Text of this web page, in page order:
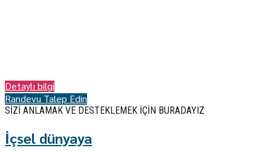
Detaylı bilgi
Randevu Talep Edin
SİZİ ANLAMAK VE DESTEKLEMEK İÇİN BURADAYIZ
İçsel dünyaya